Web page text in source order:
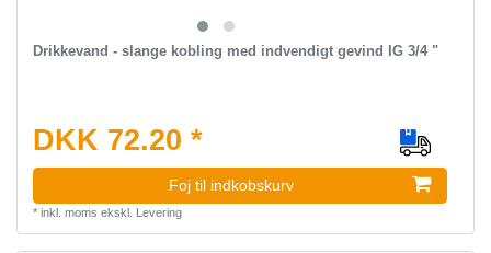
Drikkevand - slange kobling med indvendigt gevind IG 3/4 "
DKK 72.20 *
Foj til indkobskurv
* inkl. moms ekskl. Levering